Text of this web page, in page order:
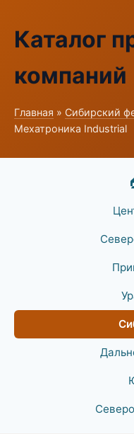
Каталог
компаний
Главная » Сибирский
Мехатроника Industrial